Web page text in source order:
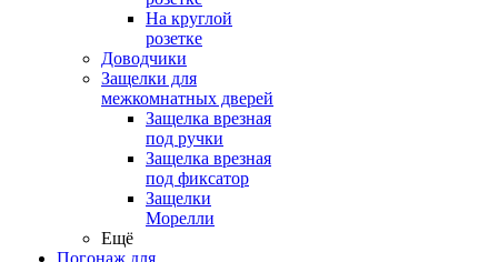
На круглой
розетке
Доводчики
Защелки для
межкомнатных дверей
Защелка врезная
под ручки
Защелка врезная
под фиксатор
Защелки
Морелли
Ещё
Погонаж для